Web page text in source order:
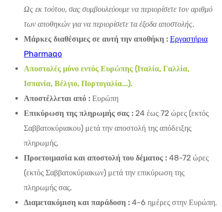
Ως εκ τούτου, σας συμβουλεύουμε να περιορίσετε τον αριθμό
των αποθηκών για να περιορίσετε τα έξοδα αποστολής.
Μάρκες διαθέσιμες σε αυτή την αποθήκη : Εργαστήρια
Pharmaqo
Αποστολές μόνο εντός Ευρώπης (Ιταλία, Γαλλία,
Ισπανία, Βέλγιο, Πορτογαλία...).
Αποστέλλεται από : Ευρώπη
Επικύρωση της πληρωμής σας : 24 έως 72 ώρες (εκτός
Σαββατοκύριακου) μετά την αποστολή της απόδειξης
πληρωμής.
Προετοιμασία και αποστολή του δέματος : 48-72 ώρες
(εκτός Σαββατοκύριακων) μετά την επικύρωση της
πληρωμής σας.
Διαμετακόμιση και παράδοση : 4-6 ημέρες στην Ευρώπη.